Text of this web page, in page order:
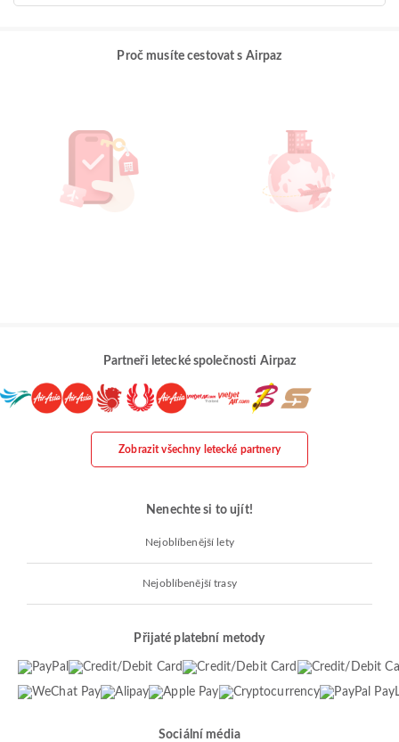
Proč musíte cestovat s Airpaz
Partneři letecké společnosti Airpaz
Zobrazit všechny letecké partnery
Nenechte si to ujít!
Nejoblíbenější lety
Nejoblíbenější trasy
Přijaté platební metody
Sociální média